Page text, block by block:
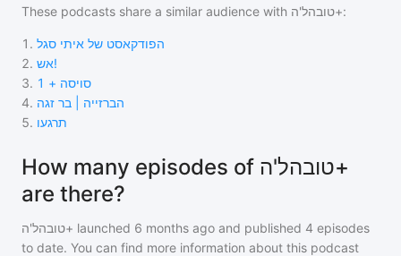
These podcasts share a similar audience with טובהל'ה+:
1 . הפודקאסט של איתי סגל
2.
אש!
3.
סויסה + 1
4. הברזייה | בר זגה
5. תרגעו
How many episodes of טובהל'ה+
are there?
טובהל'ה+ launched 6 months ago and published 4 episodes
to date. You can find more information about this podcast